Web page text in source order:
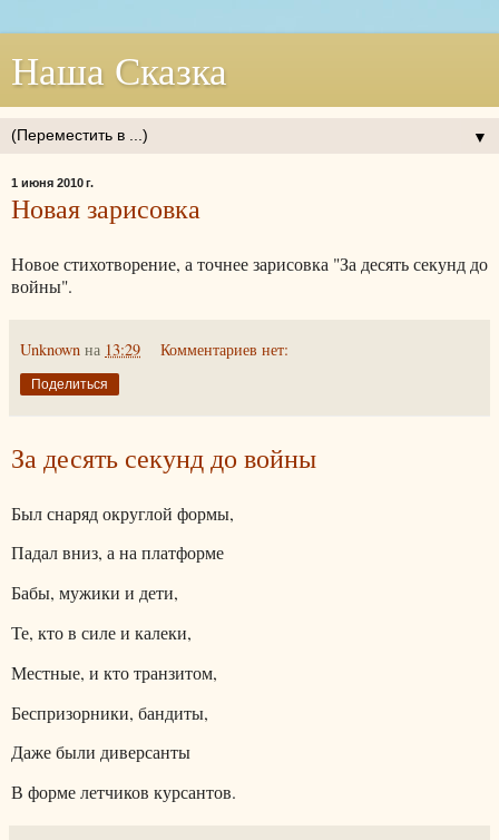
Наша Сказка
▼
1 июня 2010 г.
Новая зарисовка
Новое стихотворение, а точнее зарисовка "За десять секунд до
войны".
Unknown на 13:29 Комментариев нет:
Поделиться
За десять секунд до войны
Был снаряд округлой формы,
Падал вниз, а на платформе
Бабы, мужики и дети,
Те, кто в силе и калеки,
Местные, и кто транзитом,
Беспризорники, бандиты,
Даже были диверсанты
В форме летчиков курсантов.